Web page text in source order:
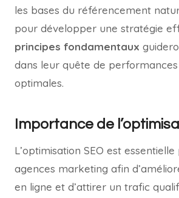
les bases du référencement
pour développer une stratégie
principes fondamentaux
dans leur quête de performances
optimales.
Importance de
L’optimisation SEO est
agences marketing afin
en ligne et d’attirer un trafic